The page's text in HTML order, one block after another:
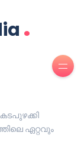
.
ഏറ്റവും